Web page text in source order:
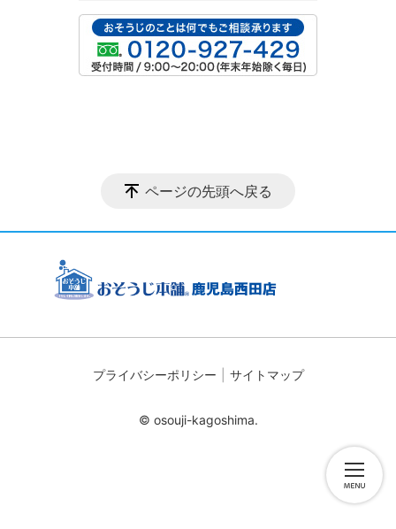
ページの先頭へ戻る
プライバシーポリシー サイトマップ
© osouji-kagoshima.